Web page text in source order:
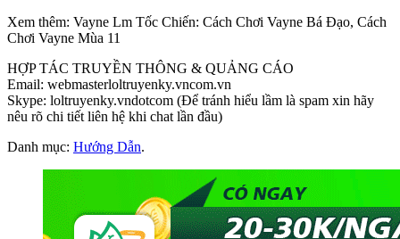
Xem thêm: Vayne Lm Tốc Chiến: Cách Chơi Vayne Bá Đạo, Cách
Chơi Vayne Mùa 11
HỢP TÁC TRUYỀN THÔNG & QUẢNG CÁO
Email: webmasterloltruyenky.vncom.vn
Skype: loltruyenky.vndotcom (Để tránh hiểu lầm là spam xin hãy
nêu rõ chi tiết liên hệ khi chat lần đầu)
Danh mục: Hướng Dẫn.